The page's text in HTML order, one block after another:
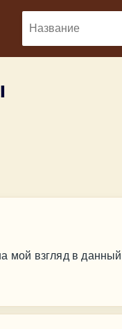
мой взгляд в данный